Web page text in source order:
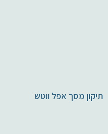
תיקון מסך אפל ווטש